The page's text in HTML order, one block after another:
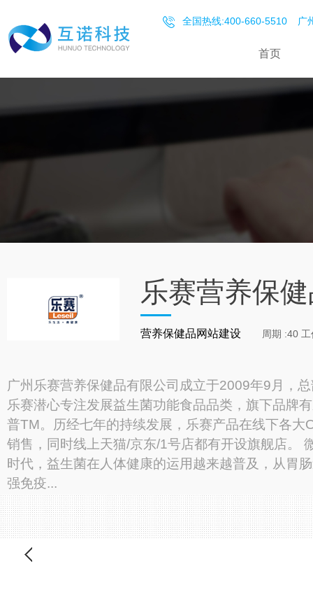
全国热线:400-660-5510 广
首页
乐赛营养保
营养保健品网站建设 周期 :40 工
广州乐赛营养保健品有限公司成立于2009年9月，
乐赛潜心专注发展益生菌功能食品品类，旗下品牌
普TM。历经七年的持续发展，乐赛产品在线下各大
销售，同时线上天猫/京东/1号店都有开设旗舰店。
时代，益生菌在人体健康的运用越来越普及，从胃
强免疫...